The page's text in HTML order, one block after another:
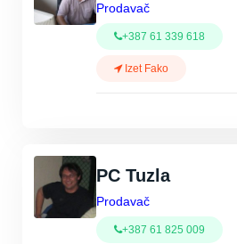
Prodavač
+387 61 339 618
Izet Fako
PC Tuzla
Prodavač
+387 61 825 009